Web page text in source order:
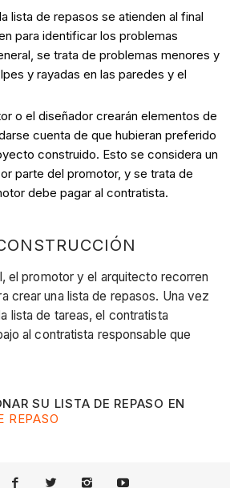
lista de repasos se atienden al final
para identificar los problemas
se trata de problemas menores y
y rayadas en las paredes y el
o el diseñador crearán elementos de
cuenta de que hubieran preferido
construido. Esto se considera un
parte del promotor, y se trata de
debe pagar al contratista.
el promotor y el arquitecto recorren
crear una lista de repasos. Una vez
lista de tareas, el contratista
al contratista responsable que
SU LISTA DE REPASO EN
REPASO